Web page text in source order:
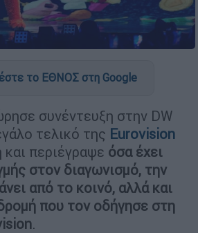
το ΕΘΝΟΣ στη Google
συνέντευξη στην DW
τελικό της Eurovision
και περιέγραψε όσα έχει
στον διαγωνισμό, την
από το κοινό, αλλά και
που τον οδήγησε στη
.